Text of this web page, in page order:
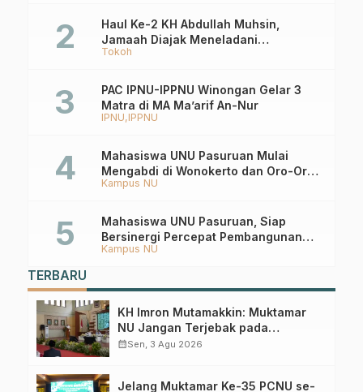
Tokoh
Haul Ke-2 KH Abdullah Muhsin,
Jamaah Diajak Meneladani
Keistiqamahan
IPNU IPPNU
PAC IPNU-IPPNU Winongan Gelar 3
Matra di MA Ma’arif An-Nur
Kampus NU
Mahasiswa UNU Pasuruan Mulai
Mengabdi di Wonokerto dan Oro-Oro
Ombo Wetan Berikut Programnya
Kampus NU
Mahasiswa UNU Pasuruan, Siap
Bersinergi Percepat Pembangunan
Desa Toyaning
TERBARU
KH Imron Mutamakkin: Muktamar
NU Jangan Terjebak pada
Perebutan Kursi Ketua Umum
calendar_monthSen, 3 Agu 2026
Jelang Muktamar Ke-35 PCNU se-